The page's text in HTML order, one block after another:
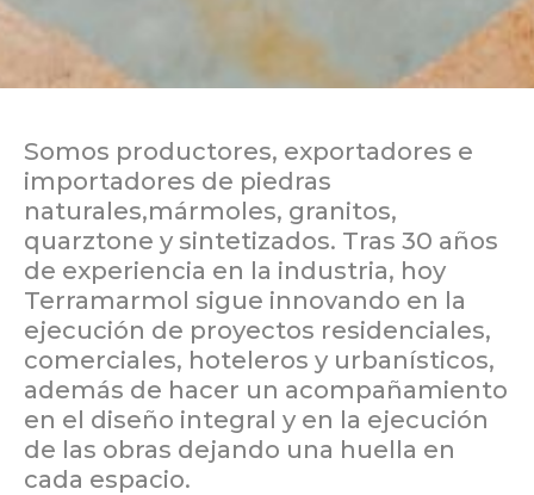
Somos productores, exportadores e
importadores de piedras
naturales,mármoles, granitos,
quarztone y sintetizados. Tras 30 años
de experiencia en la industria, hoy
Terramarmol sigue innovando en la
ejecución de proyectos residenciales,
comerciales, hoteleros y urbanísticos,
además de hacer un acompañamiento
en el diseño integral y en la ejecución
de las obras dejando una huella en
cada espacio.